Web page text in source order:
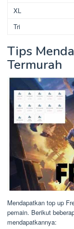
XL
Tri
Tips
Termurah
Mendapatkan top up
pemain. Berikut
mendapatkannya: